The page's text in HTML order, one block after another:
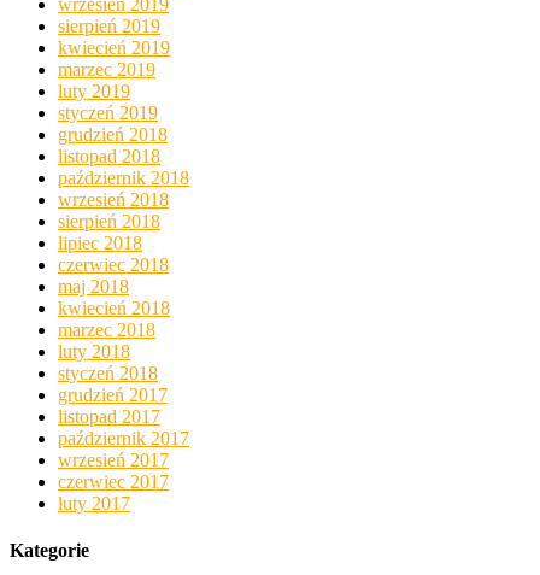
sierpień 2019
kwiecień 2019
marzec 2019
luty 2019
styczeń 2019
grudzień 2018
listopad 2018
październik 2018
wrzesień 2018
sierpień 2018
lipiec 2018
czerwiec 2018
maj 2018
kwiecień 2018
marzec 2018
luty 2018
styczeń 2018
grudzień 2017
listopad 2017
październik 2017
wrzesień 2017
czerwiec 2017
luty 2017
Kategorie